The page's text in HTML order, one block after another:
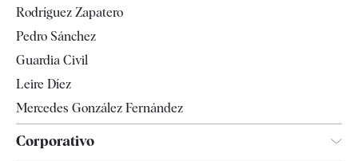
Televisión
Rodríguez Zapatero
Pedro Sánchez
Guardia Civil
Leire Díez
Mercedes González Fernández
Corporativo